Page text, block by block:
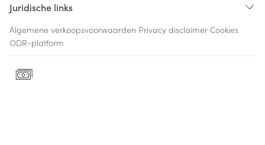
Juridische links
Algemene verkoopsvoorwaarden Privacy disclaimer Cookies
ODR-platform